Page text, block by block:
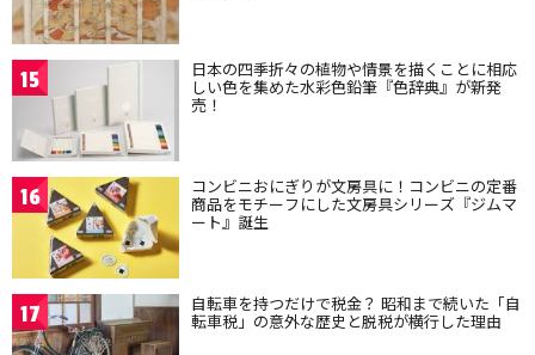
15 日本の四季折々の植物や情景を描くことに相応
しい色を集めた水彩色鉛筆『色辞典』が新発
売！
16 コンビニおにぎりが文房具に！コンビニの定番
商品をモチーフにした文房具シリーズ『ジムマ
ート』誕生
17 自転車を持つだけで税金？ 昭和まで続いた「自
転車税」の意外な歴史と脱税が横行した理由